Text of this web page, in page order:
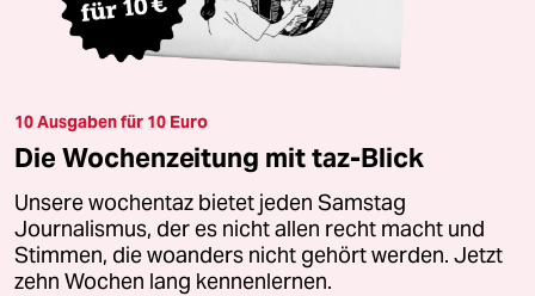
10 Ausgaben für 10 Euro
Die Wochenzeitung mit taz-Blick
Unsere wochentaz bietet jeden Samstag
Journalismus, der es nicht allen recht macht und
Stimmen, die woanders nicht gehört werden. Jetzt
zehn Wochen lang kennenlernen.